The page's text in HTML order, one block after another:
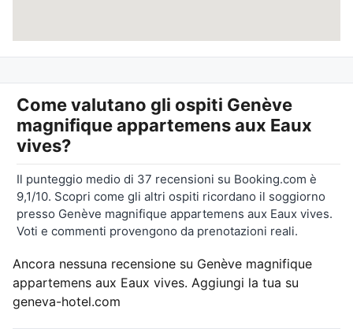
Come valutano gli ospiti Genève
magnifique appartemens aux Eaux
vives?
Il punteggio medio di 37 recensioni su Booking.com è
9,1/10. Scopri come gli altri ospiti ricordano il soggiorno
presso Genève magnifique appartemens aux Eaux vives.
Voti e commenti provengono da prenotazioni reali.
Ancora nessuna recensione su Genève magnifique
appartemens aux Eaux vives. Aggiungi la tua su
geneva-hotel.com